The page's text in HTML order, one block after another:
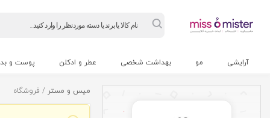
Products
search
آرایشی مو بهداشت شخصی عطر و ادکلن پوست و
میس و مستر / فروشگاه